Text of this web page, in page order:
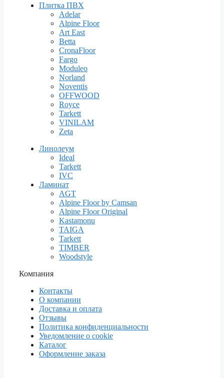
Плитка ПВХ
Adelar
Alpine Floor
Art East
Betta
CronaFloor
Fargo
Moduleo
Norland
Noventis
OFFWOOD
Royce
Tarkett
VINILAM
Zeta
Линолеум
Ideal
Tarkett
IVC
Ламинат
AGT
Alpine Floor by Camsan
Alpine Floor Original
Kastamonu
TAIGA
Tarkett
TIMBER
Woodstyle
Компания
Контакты
О компании
Доставка и оплата
Отзывы
Политика конфиденциальности
Уведомление о cookie
Каталог
Оформление заказа